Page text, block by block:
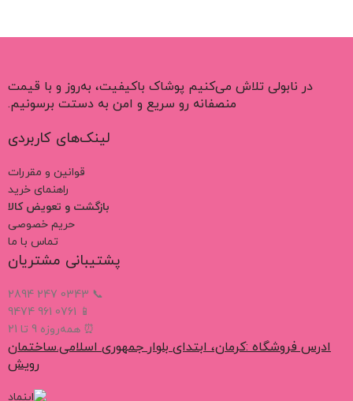
در نابولی تلاش می‌کنیم پوشاک باکیفیت، به‌روز و با قیمت
منصفانه رو سریع و امن به دستت برسونیم.
لینک‌های کاربردی
قوانین و مقررات
راهنمای خرید
بازگشت و تعویض کالا
حریم خصوصی
تماس با ما
پشتیبانی مشتریان
📞 0343 247 2894
📱 0761 961 9474
⏰ همه‌روزه 9 تا 21
ادرس فروشگاه :کرمان، ابتدای بلوار جمهوری اسلامی.ساختمان
رویش